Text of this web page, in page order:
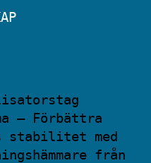
– Förbättra
stabilitet med
från